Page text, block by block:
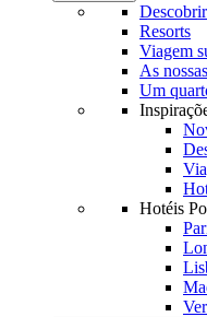
Resorts
Viagem
As
Um
Hotéis